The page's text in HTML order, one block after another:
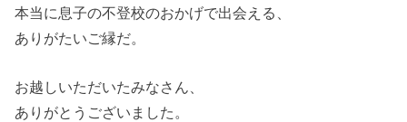
本当に息子の不登校のおかげで出会える、
ありがたいご縁だ。
お越しいただいたみなさん、
ありがとうございました。